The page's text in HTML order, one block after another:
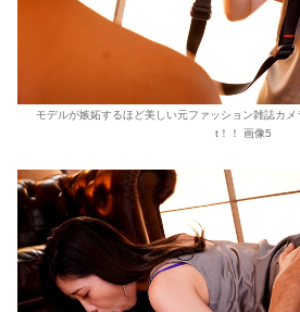
モデルが嫉妬するほど美しい元ファッション雑誌カ
t！！ 画像5